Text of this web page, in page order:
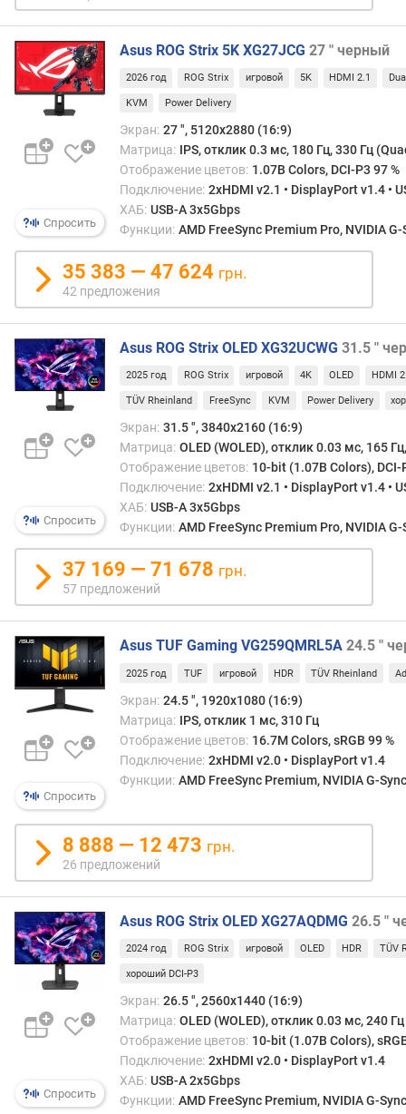
е
м
я
о
т
к
л
(
M
P
R
T
)
(
м
с
с
т
и
ч
е
с
к
а
к
о
н
т
а
с
н
т
ь
г
л
у
б
и
н
а
т
Спросить
Asus ROG Strix 5K XG27JCG 27 " черный
2026 год ROG Strix игровой 5K HDMI 2.1
KVM Power Delivery
Экран: 27 ", 5120x2880 (16:9)
Матрица: IPS, отклик 0.3 мс, 180 Гц, 330 Гц
Отображение цветов: 1.07B Colors, DCI-P3 97 %
Подключение: 2xHDMI v2.1 • DisplayPort v1.4 •
ХАБ: USB-A 3x5Gbps
Функции: AMD FreeSync Premium Pro, NVIDIA
35 383 — 47 624 грн.
42 предложения
Спросить
Asus ROG Strix OLED XG32UCWG 31.5 "
2025 год ROG Strix игровой 4K OLED HDMI
TÜV Rheinland FreeSync KVM Power Delivery
Экран: 31.5 ", 3840x2160 (16:9)
Матрица: OLED (WOLED), отклик 0.03 мс, 165
Отображение цветов: 10-bit (1.07B Colors), DCI-
Подключение: 2xHDMI v2.1 • DisplayPort v1.4 •
ХАБ: USB-A 3x5Gbps
Функции: AMD FreeSync Premium Pro, NVIDIA
37 169 — 71 678 грн.
57 предложений
Спросить
Asus TUF Gaming VG259QMRL5A 24.5 "
2025 год TUF игровой HDR TÜV Rheinland
Экран: 24.5 ", 1920x1080 (16:9)
Матрица: IPS, отклик 1 мс, 310 Гц
Отображение цветов: 16.7M Colors, sRGB 99 %
Подключение: 2xHDMI v2.0 • DisplayPort v1.4
Функции: AMD FreeSync Premium, NVIDIA G-
8 888 — 12 473 грн.
26 предложений
Спросить
Asus ROG Strix OLED XG27AQDMG 26.5 "
2024 год ROG Strix игровой OLED HDR TÜV
хороший DCI-P3
Экран: 26.5 ", 2560x1440 (16:9)
Матрица: OLED (WOLED), отклик 0.03 мс, 240 Гц
Отображение цветов: 10-bit (1.07B Colors),
Подключение: 2xHDMI v2.0 • DisplayPort v1.4
ХАБ: USB-A 2x5Gbps
Функции: AMD FreeSync Premium, NVIDIA G-